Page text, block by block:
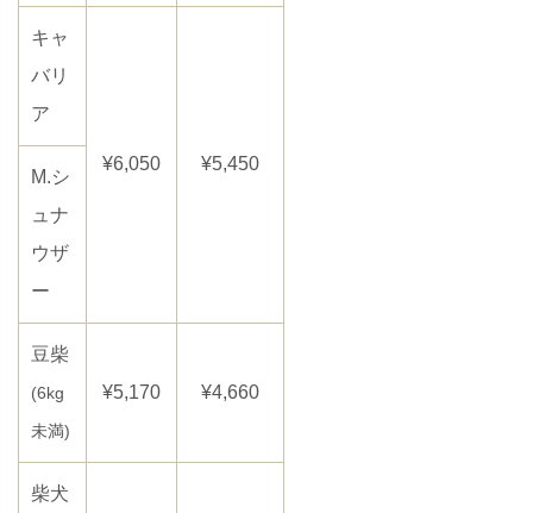
キャ
バリ
ア
¥6,050 ¥5,450
M.シ
ュナ
ウザ
ー
豆柴
(6kg
未満)
¥5,170 ¥4,660
柴犬